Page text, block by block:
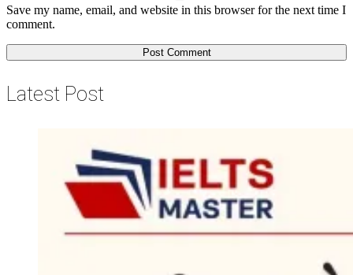
Save my name, email, and website in this browser for the next time I
comment.
Latest Post